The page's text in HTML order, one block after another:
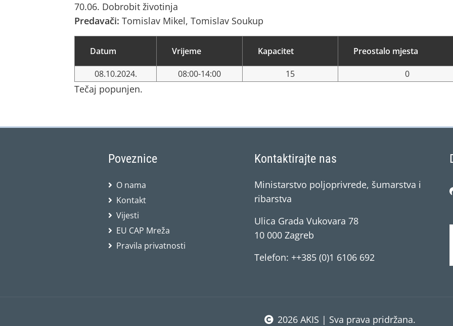
70.06. Dobrobit životinja
Predavači: Tomislav Mikel, Tomislav Soukup
Datum Vrijeme Kapacitet Preostalo mjesta
08.10.2024. 08:00-14:00 15 0
Tečaj popunjen.
Poveznice
O nama
Kontakt
Vijesti
EU CAP Mreža
Pravila privatnosti
Kontaktirajte nas
Ministarstvo poljoprivrede, šumarstva i
ribarstva
Ulica Grada Vukovara 78
10 000 Zagreb
Telefon: ++385 (0)1 6106 692
2026 AKIS | Sva prava pridržana.